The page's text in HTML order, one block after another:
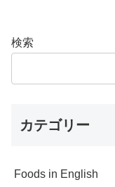
検索
カテゴリー
Foods in English